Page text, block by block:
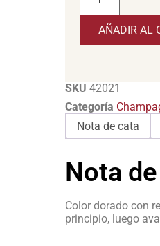
AÑADIR AL
SKU 42021
Categoría
Nota de cata
Nota
Color dorado con
principio, luego